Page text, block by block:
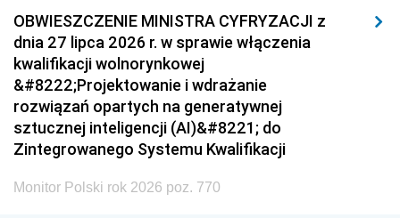
OBWIESZCZENIE MINISTRA CYFRYZACJI z
dnia 27 lipca 2026 r. w sprawie włączenia
kwalifikacji wolnorynkowej
&#8222;Projektowanie i wdrażanie
rozwiązań opartych na generatywnej
sztucznej inteligencji (AI)&#8221; do
Zintegrowanego Systemu Kwalifikacji
Monitor Polski rok 2026 poz. 770